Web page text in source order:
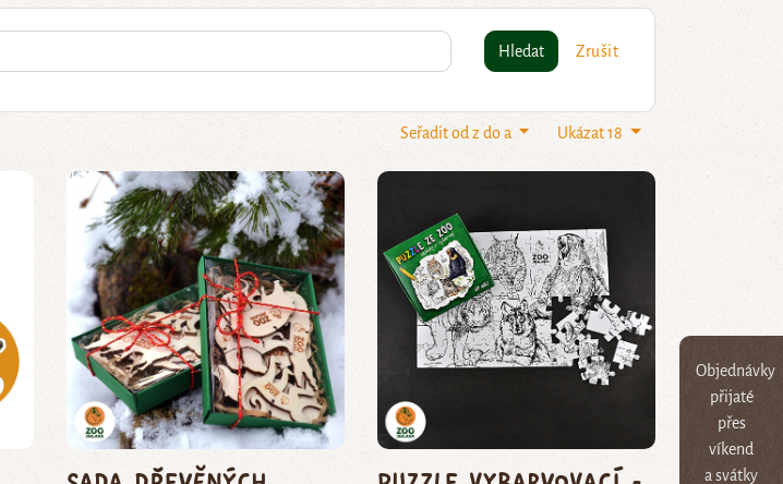
Objednávky
přijaté
přes
víkend
a svátky
Hledat Zrušit
Ukázat 18
Seřadit od z do a